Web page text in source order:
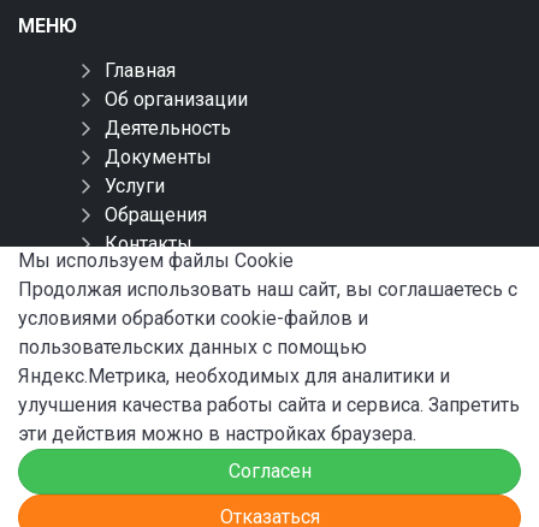
МЕНЮ
Главная
Об организации
Деятельность
Документы
Услуги
Обращения
Контакты
Карта сайта
СОЦИАЛЬНЫЕ СЕТИ
© 2024 ФБУ «Администрация «Волго-Балт»
Мы используем файлы Сookie
Продолжая использовать наш сайт, вы соглашаетесь с
условиями обработки cookie-файлов и
пользовательских данных с помощью
Яндекс.Метрика, необходимых для аналитики и
улучшения качества работы сайта и сервиса. Запретить
эти действия можно в настройках браузера.
Согласен
Отказаться